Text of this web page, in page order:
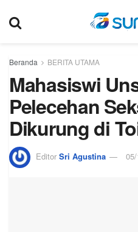
Beranda BERITA UTAMA
Mahasiswi
Pelecehan
Dikurung di
Editor Sri Agustina